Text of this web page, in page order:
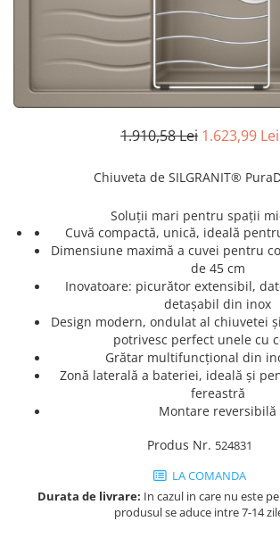
Cuptoare cu microunde
Cu montare pe perete
Hote cu montare in blat
Hote cu montare pe colt
Masini de spalat vase
Complet incorporabile
Plite
Ceramica
Domino( seturi modulare)
Electrice
Inductie
Masini de spalat rufe cu uscator
Masini de spalat rufe slim
(adancime 40-47 cm)
Uscatoare de rufe
Vitrine frigorifice si minibaruri
Pachete chiuvete si baterii
1.910,58 Lei 1.623,99 Lei
Chiuveta de SILGRANIT®
Soluții mari pentru spații
Cuvă compactă, unică, ideală
Dimensiune maximă a cuvei pentru
de 45 cm
Inovatoare: picurător extensibil,
detașabil din inox
Design modern, ondulat al chiuvetei
potrivesc perfect unele cu
Grătar multifuncțional din
Zonă laterală a bateriei, ideală și
fereastră
Montare reversibilă
Produs Nr. 524831
LA COMANDA
Durata de livrare: In cazul in care nu este
produsul se aduce intre 7-14